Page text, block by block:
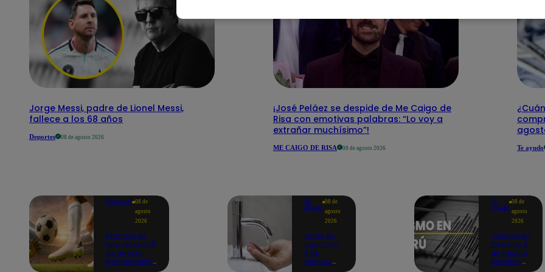
Jorge Messi, padre de Lionel Messi,
fallece a los 68 años
Deportes 08 de agosto 2026
¡José Peláez se despide de Me Caigo de
Risa con emotivas palabras: “Lo voy a
extrañar muchísimo”!
ME CAIGO DE RISA 08 de agosto 2026 Te ayudo
Deportes 08 de
agosto
2026
Partidos de
hoy, sábado 8
de agosto:
programación
Te
ayudo
08 de
agosto
2026
Corte de
agua hoy,
8 de
agosto:
Te
ayudo
08 de
agosto
2026
Temblor en
Perú hoy, 8
de agosto:
horario y